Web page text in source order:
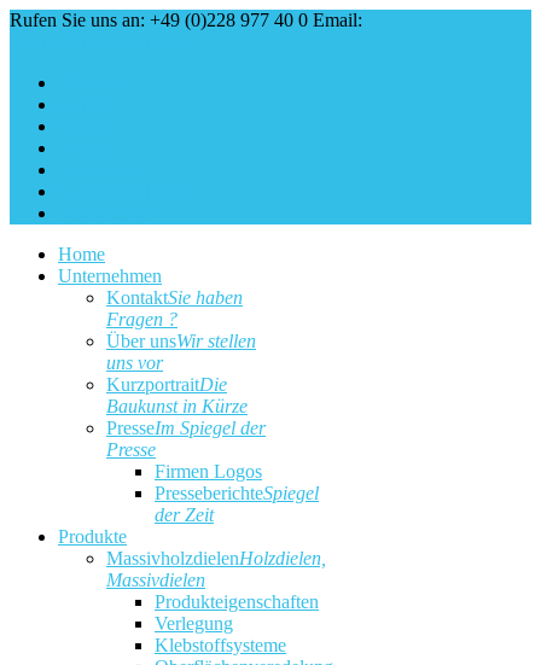
Rufen Sie uns an: +49 (0)228 977 40 0 Email:
Home
Unternehmen
KontaktSie haben
Fragen ?
Über unsWir stellen
uns vor
KurzportraitDie
Baukunst in Kürze
PresseIm Spiegel der
Presse
Firmen Logos
PresseberichteSpiegel
der Zeit
Produkte
MassivholzdielenHolzdielen,
Massivdielen
Produkteigenschaften
Verlegung
Klebstoffsysteme